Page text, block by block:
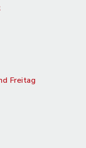
Freitag